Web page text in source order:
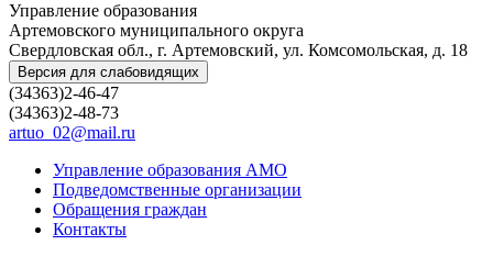
Управление образования
Артемовского муниципального округа
Свердловская обл., г. Артемовский, ул. Комсомольская, д. 18
Версия для слабовидящих
(34363)2-46-47
(34363)2-48-73
artuo_02@mail.ru
Управление образования АМО
Подведомственные организации
Обращения граждан
Контакты